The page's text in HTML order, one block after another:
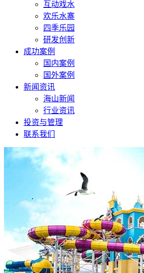
互动戏水
欢乐水寨
四季乐园
研发创新
成功案例
国内案例
国外案例
新闻资讯
海山新闻
行业资讯
投资与管理
联系我们